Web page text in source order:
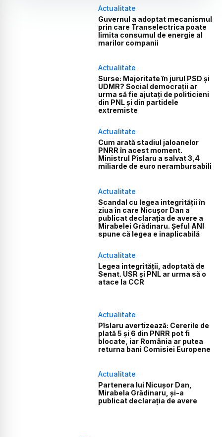
Actualitate
Guvernul a adoptat mecanismul
prin care Transelectrica poate
limita consumul de energie al
marilor companii
Actualitate
Surse: Majoritate în jurul PSD și
UDMR? Social democrații ar
urma să fie ajutați de politicieni
din PNL și din partidele
extremiste
Actualitate
Cum arată stadiul jaloanelor
PNRR în acest moment.
Ministrul Pîslaru a salvat 3,4
miliarde de euro nerambursabili
Actualitate
Scandal cu legea integrității în
ziua în care Nicușor Dan a
publicat declarația de avere a
Mirabelei Grădinaru. Șeful ANI
spune că legea e inaplicabilă
Actualitate
Legea integrității, adoptată de
Senat. USR și PNL ar urma să o
atace la CCR
Actualitate
Pîslaru avertizează: Cererile de
plată 5 și 6 din PNRR pot fi
blocate, iar România ar putea
returna bani Comisiei Europene
Actualitate
Partenera lui Nicușor Dan,
Mirabela Grădinaru, și-a
publicat declarația de avere